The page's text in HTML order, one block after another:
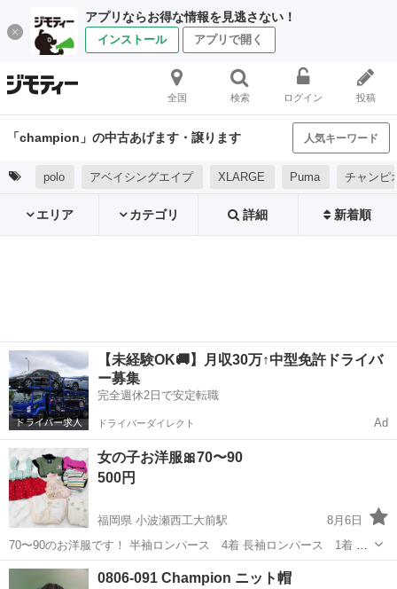
アプリならお得な情報を見逃さない！
インストール アプリで開く
全国 検索 ログイン 投稿
「champion」の中古あげます・譲ります 人気キーワード
polo アベイシングエイプ XLARGE Puma チャンピ
エリア カテゴリ 詳細 新着順
【未経験OK🚚】月収30万↑中型免許ドライバ
ー募集
完全週休2日で安定転職
ドライバーダイレクト Ad
女の子お洋服🎀70〜90
500円
福岡県 小波瀬西工大前駅
8月6日
70〜90のお洋服です！ 半袖ロンパース 4着 長袖ロンパース 1着 ビ
スチェ 1着 ノースリーブ、半袖 2着です。 使用したものなので使用
感様々ですが、 酷い汚れなどがあるものはありません！ まだまだ使
福岡 京都郡 ベビー用品
0806-091 Champion ニット帽